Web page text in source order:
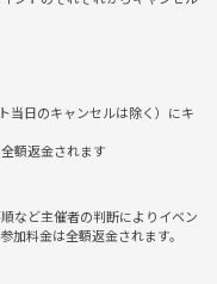
OK)
かれました！銀魂・ジョジ
載いたします。主催者はマ
当日のキャンセルは除く）にキ
額返金されます
など主催者の判断によりイベン
加料金は全額返金されます。